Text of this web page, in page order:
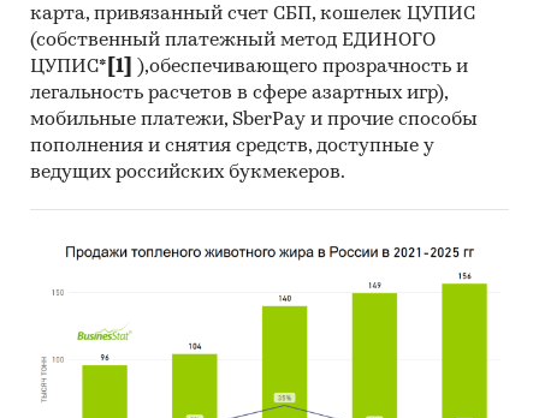
карта, привязанный счет СБП, кошелек ЦУПИС
(собственный платежный метод ЕДИНОГО
ЦУПИС* [1]
),обеспечивающего прозрачность и
легальность расчетов в сфере азартных игр),
мобильные платежи, SberPay и прочие способы
пополнения и снятия средств, доступные у
ведущих российских букмекеров.